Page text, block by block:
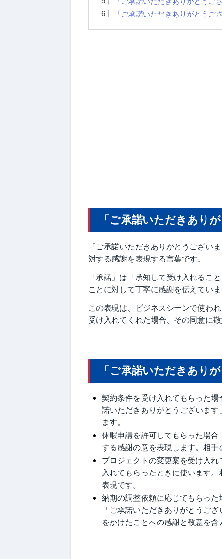
「ご承諾いただきありがとうご
「ご承諾いただきあり
「ご承諾いただきありがとうござい
対する感謝を表現する言葉です。
「承諾」は「承知して受け入れるこ
ことに対して丁寧に感謝を伝えていま
この表現は、ビジネスシーンで使わ
受け入れてくれた場合、その同意に
「ご承諾いただきあり
契約条件を受け入れてもらった
諾いただきありがとうございま
ます。
休暇申請を許可してもらった場
する感謝の意を表現します。相手
プロジェクトの変更案を受け入
入れてもらったときに使います
表現です。
納期の調整依頼に応じてもらっ
「ご承諾いただきありがとうご
をかけたことへの感謝と敬意を含